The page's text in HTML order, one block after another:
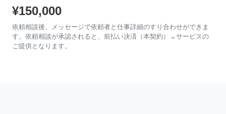
¥150,000
依頼相談後、メッセージで依頼者と仕事詳細のすり合わせができま
す。依頼相談が承認されると、前払い決済（本契約）→サービスの
ご提供となります。